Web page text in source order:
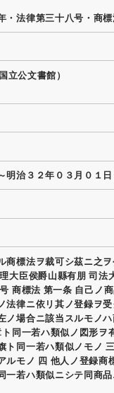
・法律第三十八号・商
公文書館）
明治３２年０３月０１日
商標法ヲ裁可シ茲ニ之
大臣侯爵山縣有朋 司法
商標法 第一条 自己ノ
法律ニ依リ其ノ登録ヲ
ノ場合ニ該当スルモノ
同一若ハ類似ノ図形ヲ
ト同一若ハ類似ノモノ
ルモノ 四 他人ノ登録商
一若ハ類似ニシテ同商